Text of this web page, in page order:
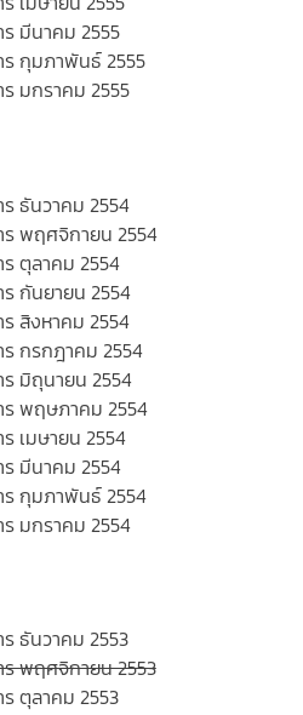
ร มีนาคม 2555
ร กุมภาพันธ์ 2555
ร มกราคม 2555
ร ธันวาคม 2554
ร พฤศจิกายน 2554
ร ตุลาคม 2554
ร กันยายน 2554
ร สิงหาคม 2554
ร กรกฎาคม 2554
ร มิถุนายน 2554
ร พฤษภาคม 2554
เมษายน 2554
ร มีนาคม 2554
ร กุมภาพันธ์ 2554
ร มกราคม 2554
ธันวาคม 2553
ร พฤศจิกายน 2553
ตุลาคม 2553